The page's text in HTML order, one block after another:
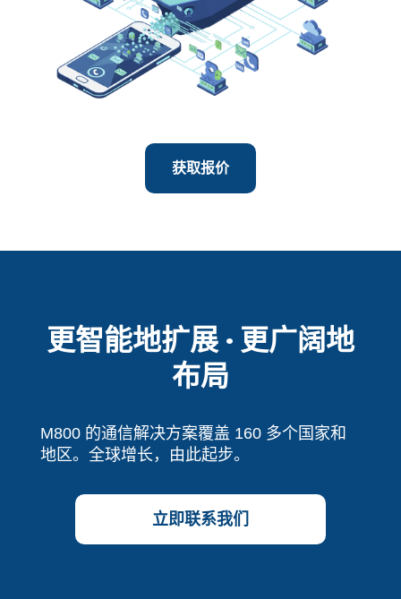
获取报价
更智能地扩展 · 更广阔地
布局
M800 的通信解决方案覆盖 160 多个国家和
地区。全球增长，由此起步。
立即联系我们